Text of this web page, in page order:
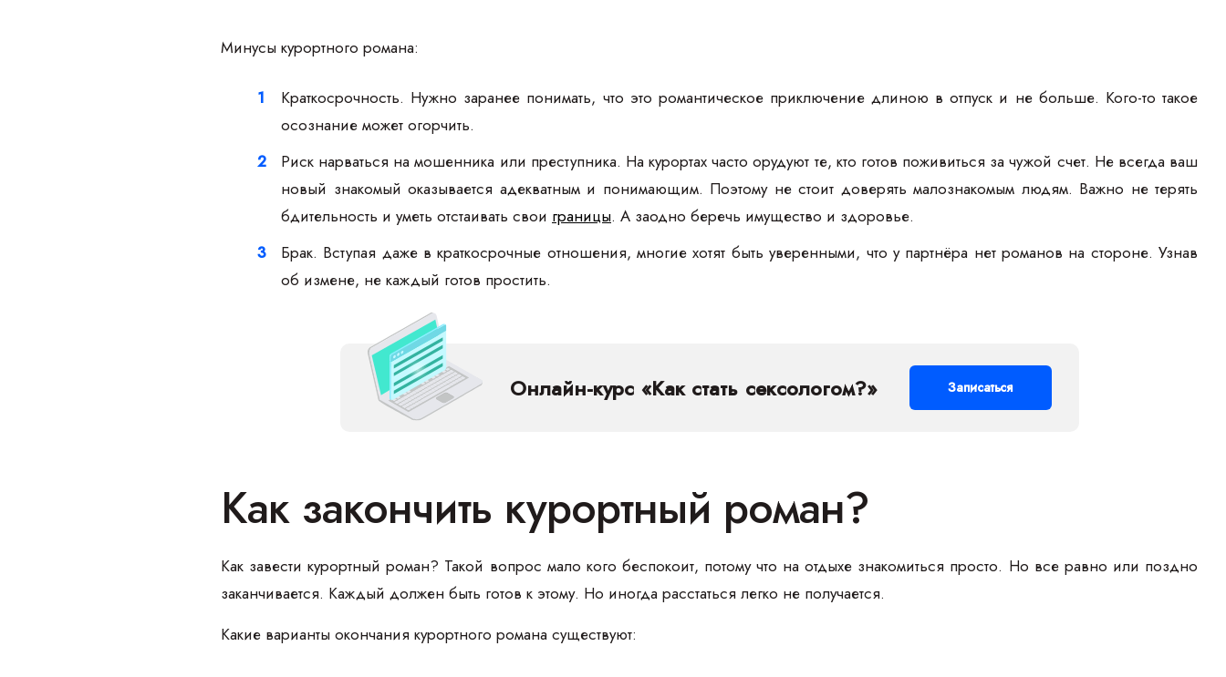
Минусы курортного романа:
Краткосрочность. Нужно заранее понимать, что это романтическое приключение длиною в отпуск и не больше. Кого-то такое
осознание может огорчить.
Риск нарваться на мошенника или преступника. На курортах часто орудуют те, кто готов поживиться за чужой счет. Не всегда ваш
новый знакомый оказывается адекватным и понимающим. Поэтому не стоит доверять малознакомым людям. Важно не терять
бдительность и уметь отстаивать свои границы. А заодно беречь имущество и здоровье.
Брак. Вступая даже в краткосрочные отношения, многие хотят быть уверенными, что у партнёра нет романов на стороне. Узнав
об измене, не каждый готов простить.
Онлайн-курс «Как стать сексологом?» Записаться
Как закончить курортный роман?
Как завести курортный роман? Такой вопрос мало кого беспокоит, потому что на отдыхе знакомиться просто. Но все равно или поздно
заканчивается. Каждый должен быть готов к этому. Но иногда расстаться легко не получается.
Какие варианты окончания курортного романа существуют: